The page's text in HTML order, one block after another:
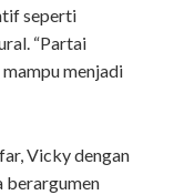
seperti
“Partai
menjadi
Vicky dengan
berargumen